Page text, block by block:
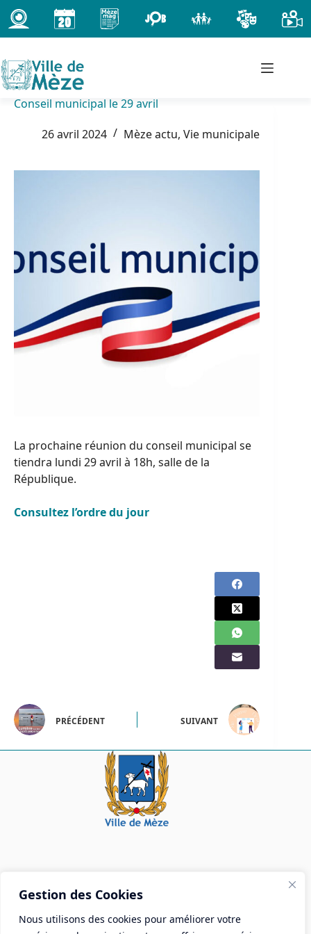
Gestion des Cookies
Nous utilisons des cookies pour améliorer votre
Passer
au
contenu
Conseil municipal le 29 avril
26 avril 2024
Mèze actu, Vie municipale
La prochaine réunion du conseil municipal se
tiendra lundi 29 avril à 18h, salle de la
République.
Consultez l’ordre du jour
PRÉCÉDENT SUIVANT
Mairie de Mèze
Place Aristide Briand - BP 28 34140 Mèze